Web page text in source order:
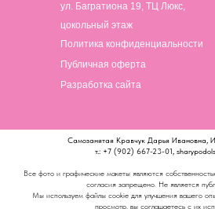
ул. Багратиона 19, ТЦ Люкс,
цокольный этаж
Политика конфиденциальности
Публичная оферта
Разработка сайта
Самозанятая Кравчук Дарья Ивановна,
т.: +7 (902) 667-23-01,
Все фото и графические макеты являются
согласия запрещено. Не является
Мы используем файлы cookie для улучшения вашего
просмотр, вы соглашаетесь с их